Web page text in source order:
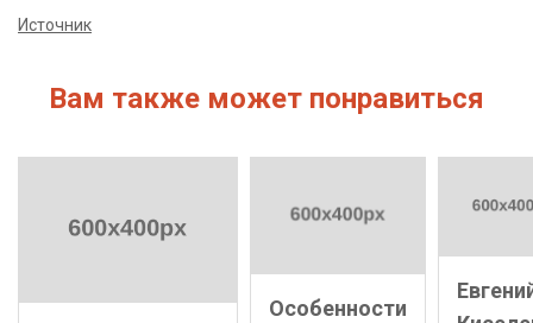
Источник
Вам также может понравиться
Особенности